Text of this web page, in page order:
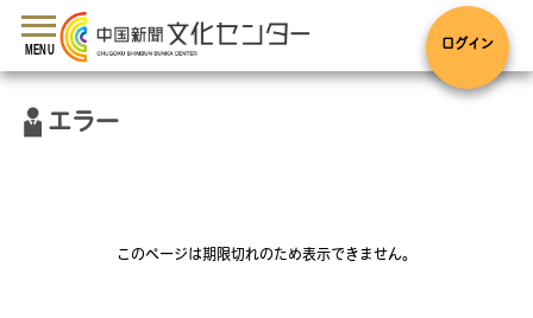
toggle
navigation
MENU ログイン
エラー
このページは期限切れのため表示できません。